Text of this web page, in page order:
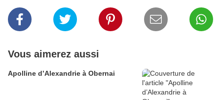
Vous aimerez aussi
Apolline d’Alexandrie à Obernai